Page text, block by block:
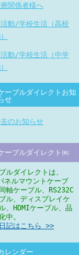
関係者様へ
動/学校生活（高校
動/学校生活（中学
ーブルダイレクトお知
せ
のお知らせ
ーブルダイレクト㈱
ルダイレクトは、
ネルマウントケーブ
軸ケーブル、RS232C
ル、ディスプレイケ
、HDMIケーブル、品
中。
記はこちら >>
レンダー